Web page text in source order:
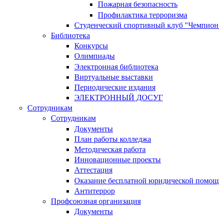
Пожарная безопасность
Профилактика терроризма
Студенческий спортивный клуб
Библиотека
Конкурсы
Олимпиады
Электронная библиотека
Виртуальные выставки
Периодические издания
ЭЛЕКТРОННЫЙ ДОСУГ
Сотрудникам
Сотрудникам
Документы
План работы колледжа
Методическая работа
Инновационные проекты
Аттестация
Оказание бесплатной юридической
Антитеррор
Профсоюзная организация
Документы